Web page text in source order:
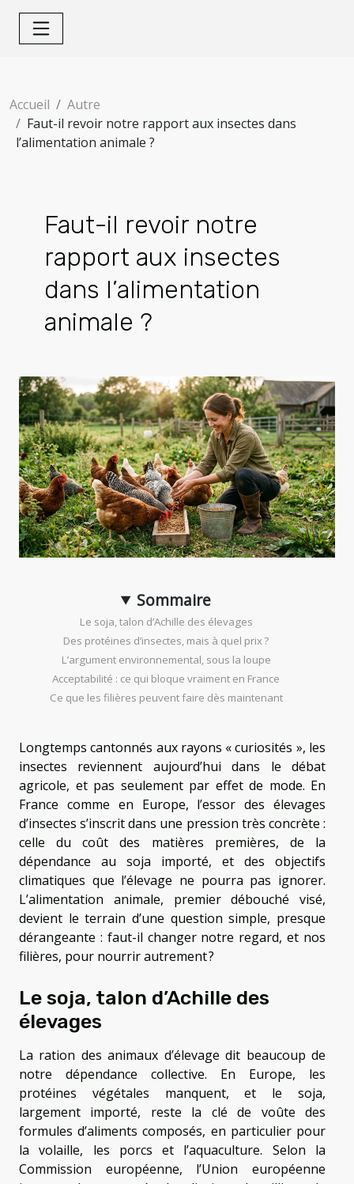
Accueil
Autre
Faut-il revoir notre rapport aux insectes dans
l’alimentation animale ?
Faut-il revoir notre
rapport aux insectes
dans l’alimentation
animale ?
Sommaire
Le soja, talon d’Achille des élevages
Des protéines d’insectes, mais à quel prix ?
L’argument environnemental, sous la loupe
Acceptabilité : ce qui bloque vraiment en France
Ce que les filières peuvent faire dès maintenant
Longtemps cantonnés aux rayons « curiosités », les
insectes reviennent aujourd’hui dans le débat
agricole, et pas seulement par effet de mode. En
France comme en Europe, l’essor des élevages
d’insectes s’inscrit dans une pression très concrète :
celle du coût des matières premières, de la
dépendance au soja importé, et des objectifs
climatiques que l’élevage ne pourra pas ignorer.
L’alimentation animale, premier débouché visé,
devient le terrain d’une question simple, presque
dérangeante : faut-il changer notre regard, et nos
filières, pour nourrir autrement ?
Le soja, talon d’Achille des
élevages
La ration des animaux d’élevage dit beaucoup de
notre dépendance collective. En Europe, les
protéines végétales manquent, et le soja,
largement importé, reste la clé de voûte des
formules d’aliments composés, en particulier pour
la volaille, les porcs et l’aquaculture. Selon la
Commission européenne, l’Union européenne